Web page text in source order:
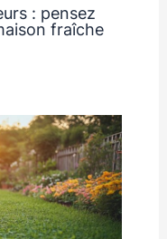
: pensez
fraîche